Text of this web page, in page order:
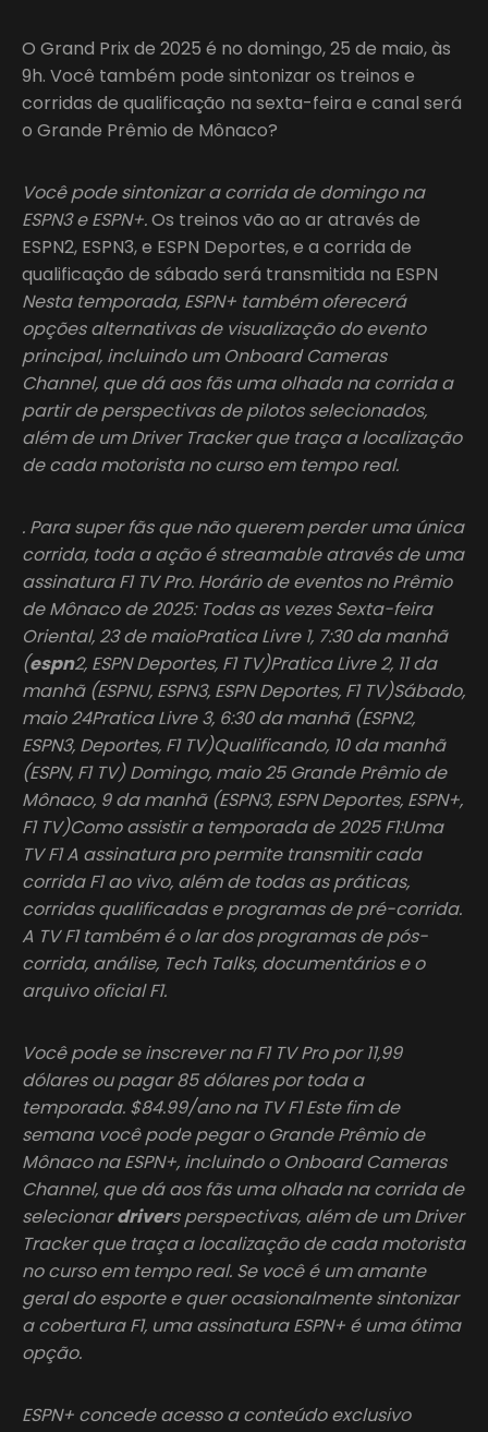
O Grand Prix de 2025 é no domingo, 25 de maio, às
9h. Você também pode sintonizar os treinos e
corridas de qualificação na sexta-feira e canal será
o Grande Prêmio de Mônaco?
Você pode sintonizar a corrida de domingo na
ESPN3 e ESPN+.Os treinos vão ao ar através de
ESPN2, ESPN3, e ESPN Deportes, e a corrida de
qualificação de sábado será transmitida na ESPN
Nesta temporada, ESPN+ também oferecerá
opções alternativas de visualização do evento
principal, incluindo um Onboard Cameras
Channel, que dá aos fãs uma olhada na corrida a
partir de perspectivas de pilotos selecionados,
além de um Driver Tracker que traça a localização
de cada motorista no curso em tempo real.
. Para super fãs que não querem perder uma única
corrida, toda a ação é streamable através de uma
assinatura F1 TV Pro. Horário de eventos no Prêmio
de Mônaco de 2025: Todas as vezes Sexta-feira
Oriental, 23 de maioPratica Livre 1, 7:30 da manhã
(espn2, ESPN Deportes, F1 TV)Pratica Livre 2, 11 da
manhã (ESPNU, ESPN3, ESPN Deportes, F1 TV)Sábado,
maio 24Pratica Livre 3, 6:30 da manhã (ESPN2,
ESPN3, Deportes, F1 TV)Qualificando, 10 da manhã
(ESPN, F1 TV) Domingo, maio 25 Grande Prêmio de
Mônaco, 9 da manhã (ESPN3, ESPN Deportes, ESPN+,
F1 TV)Como assistir a temporada de 2025 F1:Uma
TV F1 A assinatura pro permite transmitir cada
corrida F1 ao vivo, além de todas as práticas,
corridas qualificadas e programas de pré-corrida.
A TV F1 também é o lar dos programas de pós-
corrida, análise, Tech Talks, documentários e o
arquivo oficial F1.
Você pode se inscrever na F1 TV Pro por 11,99
dólares ou pagar 85 dólares por toda a
temporada. $84.99/ano na TV F1 Este fim de
semana você pode pegar o Grande Prêmio de
Mônaco na ESPN+, incluindo o Onboard Cameras
Channel, que dá aos fãs uma olhada na corrida de
selecionardrivers perspectivas, além de um Driver
Tracker que traça a localização de cada motorista
no curso em tempo real. Se você é um amante
geral do esporte e quer ocasionalmente sintonizar
a cobertura F1, uma assinatura ESPN+ é uma ótima
opção.
ESPN+ concede acesso a conteúdo exclusivo